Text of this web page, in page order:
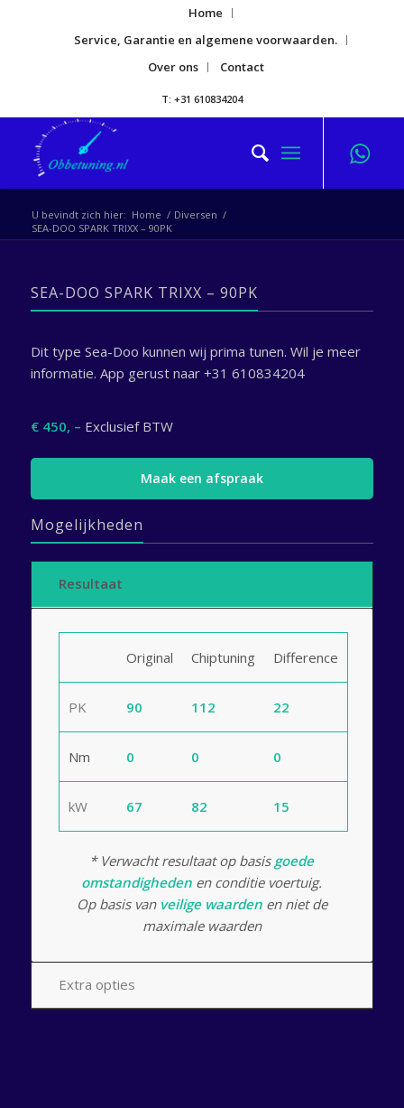
Home
Service, Garantie en algemene voorwaarden.
Over ons
Contact
T: +31 610834204
U bevindt zich hier: Home / Diversen /
SEA-DOO SPARK TRIXX – 90PK
SEA-DOO SPARK TRIXX – 90PK
Dit type Sea-Doo kunnen wij prima tunen. Wil je meer
informatie. App gerust naar +31 610834204
€ 450, – Exclusief BTW
Maak een afspraak
Mogelijkheden
Resultaat
Original Chiptuning Difference
PK 90 112 22
Nm 0 0 0
kW 67 82 15
* Verwacht resultaat op basis goede
omstandigheden en conditie voertuig.
Op basis van veilige waardenen niet de
maximale waarden
Extra opties